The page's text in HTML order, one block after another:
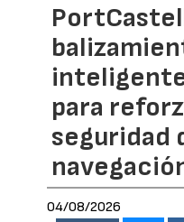
para
seguridad
04/08/2026